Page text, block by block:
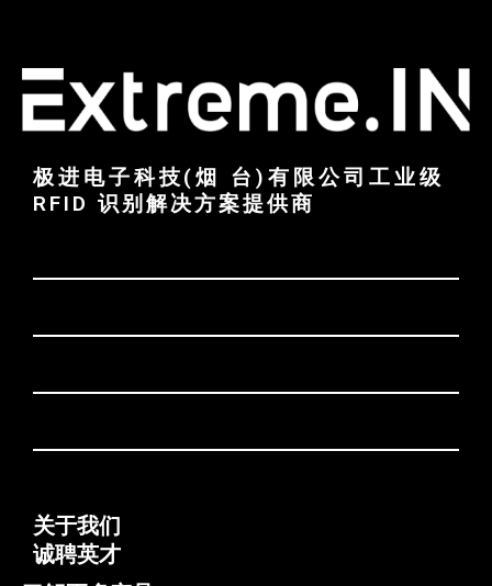
极进电子科技(烟 台)有限公司工业级
RFID 识别解决方案提供商
关于我们
诚聘英才